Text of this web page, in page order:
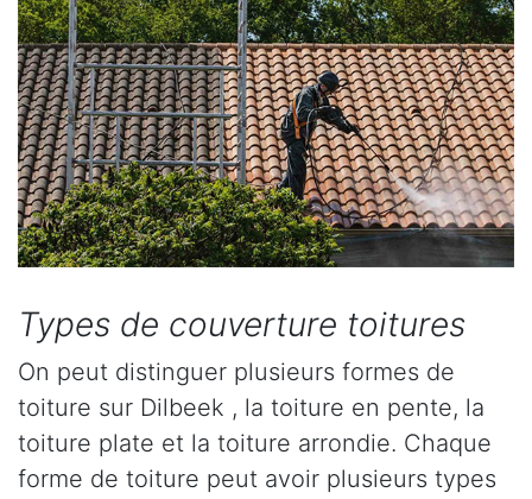
Types de couverture toitures
On peut distinguer plusieurs formes de
toiture sur Dilbeek , la toiture en pente, la
toiture plate et la toiture arrondie. Chaque
forme de toiture peut avoir plusieurs types